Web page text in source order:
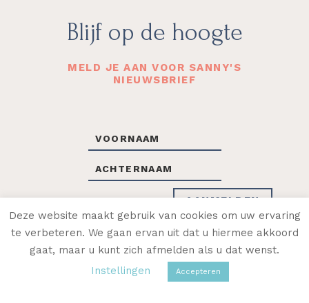
FooterBlijf op de hoogte
MELD JE AAN VOOR SANNY'S
NIEUWSBRIEF
OF VOLG SANNY OP SOCIAL MEDIA
Deze website maakt gebruik van cookies om uw ervaring
te verbeteren. We gaan ervan uit dat u hiermee akkoord
gaat, maar u kunt zich afmelden als u dat wenst.
Instellingen
Accepteren